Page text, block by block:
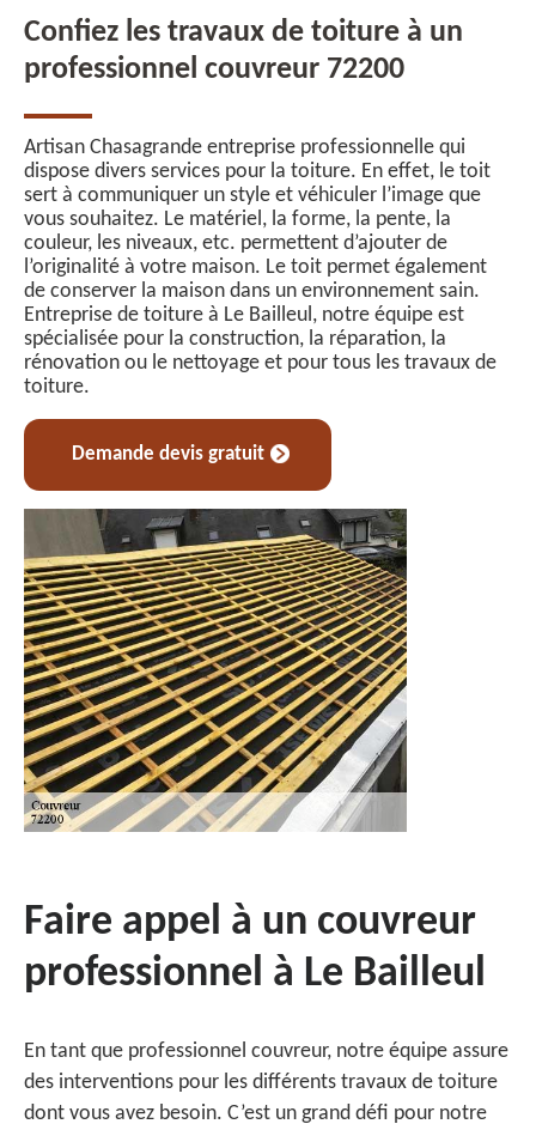
Confiez les travaux de toiture à un
professionnel couvreur 72200
Artisan Chasagrande entreprise professionnelle qui
dispose divers services pour la toiture. En effet, le toit
sert à communiquer un style et véhiculer l’image que
vous souhaitez. Le matériel, la forme, la pente, la
couleur, les niveaux, etc. permettent d’ajouter de
l’originalité à votre maison. Le toit permet également
de conserver la maison dans un environnement sain.
Entreprise de toiture à Le Bailleul, notre équipe est
spécialisée pour la construction, la réparation, la
rénovation ou le nettoyage et pour tous les travaux de
toiture.
Demande devis gratuit
Faire appel à un couvreur
professionnel à Le Bailleul
En tant que professionnel couvreur, notre équipe assure
des interventions pour les différents travaux de toiture
dont vous avez besoin. C’est un grand défi pour notre